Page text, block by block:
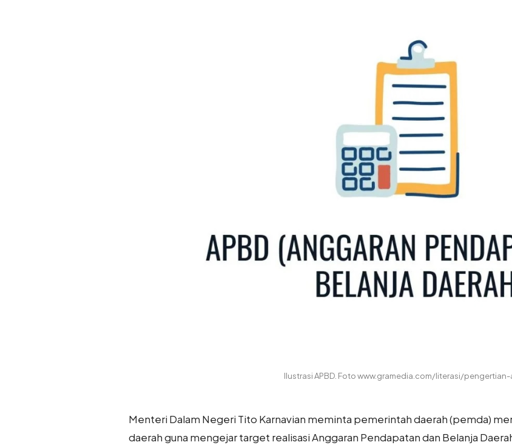
Ilustrasi APBD. Foto www.gramedia.com/literasi/
Menteri Dalam Negeri Tito Karnavian meminta pemerintah daerah (pemda)
daerah guna mengejar target realisasi Anggaran Pendapatan dan Belanja